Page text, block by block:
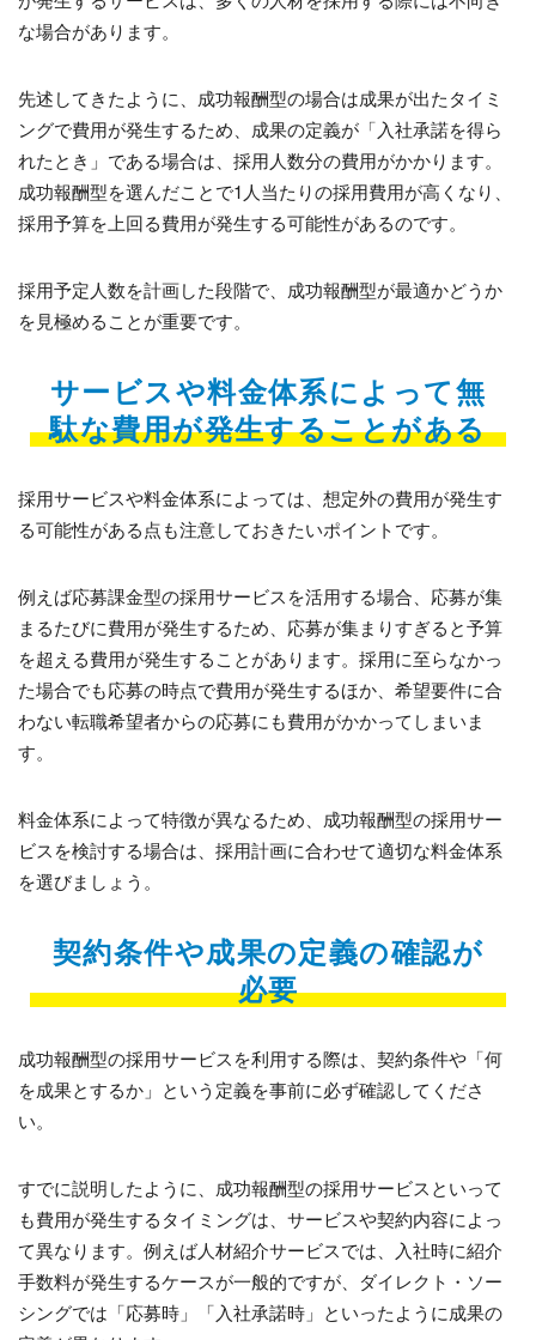
な場合があります。
先述してきたように、成功報酬型の場合は成果が出たタイミ
ングで費用が発生するため、成果の定義が「入社承諾を得ら
れたとき」である場合は、採用人数分の費用がかかります。
成功報酬型を選んだことで1人当たりの採用費用が高くなり、
採用予算を上回る費用が発生する可能性があるのです。
採用予定人数を計画した段階で、成功報酬型が最適かどうか
を見極めることが重要です。
サービスや料金体系によって無
駄な費用が発生することがある
採用サービスや料金体系によっては、想定外の費用が発生す
る可能性がある点も注意しておきたいポイントです。
例えば応募課金型の採用サービスを活用する場合、応募が集
まるたびに費用が発生するため、応募が集まりすぎると予算
を超える費用が発生することがあります。採用に至らなかっ
た場合でも応募の時点で費用が発生するほか、希望要件に合
わない転職希望者からの応募にも費用がかかってしまいま
す。
料金体系によって特徴が異なるため、成功報酬型の採用サー
ビスを検討する場合は、採用計画に合わせて適切な料金体系
を選びましょう。
契約条件や成果の定義の確認が
必要
成功報酬型の採用サービスを利用する際は、契約条件や「何
を成果とするか」という定義を事前に必ず確認してくださ
い。
すでに説明したように、成功報酬型の採用サービスといって
も費用が発生するタイミングは、サービスや契約内容によっ
て異なります。例えば人材紹介サービスでは、入社時に紹介
手数料が発生するケースが一般的ですが、ダイレクト・ソー
シングでは「応募時」「入社承諾時」といったように成果の